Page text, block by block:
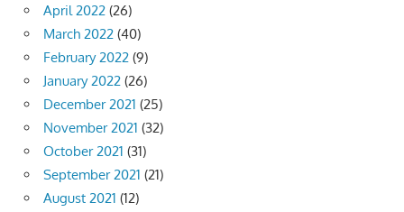
April 2022 (26)
March 2022 (40)
February 2022 (9)
January 2022 (26)
December 2021 (25)
November 2021 (32)
October 2021 (31)
September 2021 (21)
August 2021 (12)